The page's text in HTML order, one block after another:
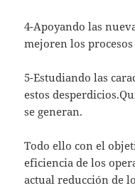
4-Apoyando las
mejoren los
5-Estudiando las
estos
se generan.
Todo ello con el
eficiencia de los
actual reducción de